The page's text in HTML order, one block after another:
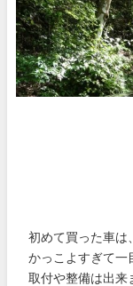
初めて買った車は
かっこよすぎて一
取付や整備は出来